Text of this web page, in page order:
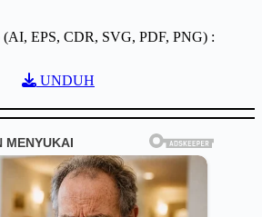
(AI, EPS, CDR, SVG, PDF, PNG) :
UNDUH